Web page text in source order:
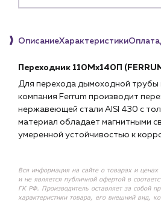
г. Краснодар, ул.
ОписаниеХарактеристикиОплата
Переходник 110Мх140П
Для перехода дымоходной трубы
компания Ferrum производит
нержавеющей стали AISI 430 с
материал обладает магнитными
умеренной устойчивостью к
Вся информация на сайте о товарах и ценах
и не является публичной офертой в
ГК РФ. Производитель оставляет за собой
характеристики товара, его внешний вид,